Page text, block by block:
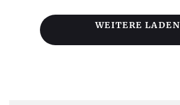
WEITERE LADEN